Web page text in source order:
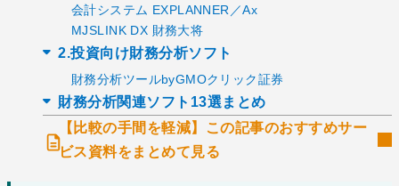
会計システム EXPLANNER／Ax
MJSLINK DX 財務大将
2.投資向け財務分析ソフト
財務分析ツールbyGMOクリック証券
財務分析関連ソフト13選まとめ
【比較の手間を軽減】この記事のおすすめサー
ビス資料をまとめて見る